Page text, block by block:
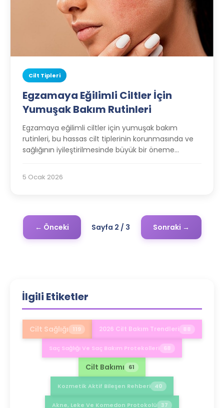
Cilt Tipleri
Egzamaya Eğilimli Ciltler İçin
Yumuşak Bakım Rutinleri
Egzamaya eğilimli ciltler için yumuşak bakım
rutinleri, bu hassas cilt tiplerinin korunmasında ve
sağlığının iyileştirilmesinde büyük bir öneme
5 Ocak 2026
← Önceki Sayfa 2 / 3 Sonraki →
İlgili Etiketler
Cilt Sağlığı 119 2026 Cilt Bakım Trendleri 88
Saç Sağlığı Ve Saç Bakım Protekolleri 68
Cilt Bakımı 61
Kozmetik Aktif Bileşen Rehberi 40
Akne, Leke Ve Komedon Protokolü 37